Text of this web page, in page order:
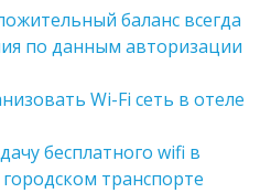
баланс всегда
по данным авторизации
Wi-Fi сеть в отеле
бесплатного wifi в
транспорте